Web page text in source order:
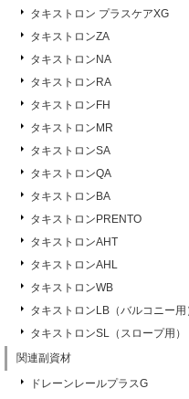
タキストロン プラスケアXG
タキストロンZA
タキストロンNA
タキストロンRA
タキストロンFH
タキストロンMR
タキストロンSA
タキストロンQA
タキストロンBA
タキストロンPRENTO
タキストロンAHT
タキストロンAHL
タキストロンWB
タキストロンLB（バルコニー用
タキストロンSL（スロープ用）
関連副資材
ドレーンレールプラスG